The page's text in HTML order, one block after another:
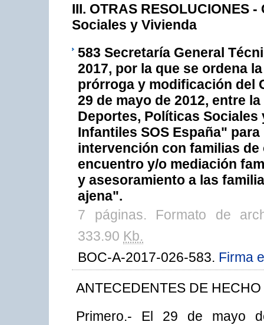
III. OTRAS RESOLUCIONES
Sociales y Vivienda
583 Secretaría General
2017, por la que se ordena
prórroga y modificación del
29 de mayo de 2012, entre
Deportes, Políticas
Infantiles SOS España"
intervención con familias
encuentro y/o mediación
y asesoramiento a las
ajena".
7 páginas. Formato de
333.90 Kb.
BOC-A-2017-026-583. Firma
ANTECEDENTES DE HECHO
Primero.- El 29 de mayo